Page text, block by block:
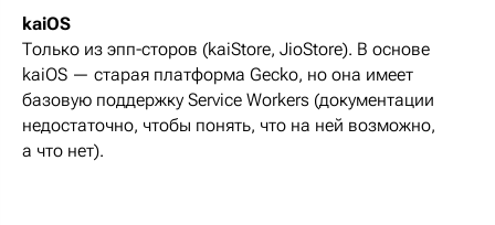
kaiOS
Только из эпп-сторов (kaiStore, JioStore). В основе
kaiOS — старая платформа Gecko, но она имеет
базовую поддержку Service Workers (документации
недостаточно, чтобы понять, что на ней возможно,
а что нет).